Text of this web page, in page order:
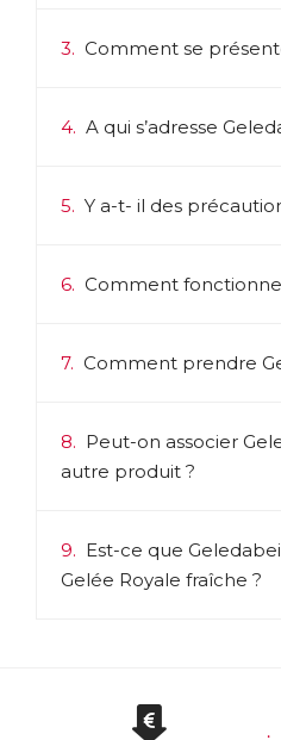
3. Comment se
4. A qui s’adresse
5. Y a-t- il des
6. Comment
7. Comment prendre
8. Peut-on associer
autre produit ?
9. Est-ce que
Gelée Royale fraîche ?